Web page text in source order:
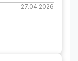
27.04.2026